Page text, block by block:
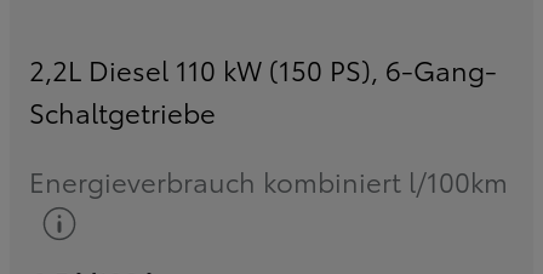
2,2L Diesel 110 kW (150 PS) 6-Gang-
Schaltgetriebe
Energieverbrauch kombiniert l/100km